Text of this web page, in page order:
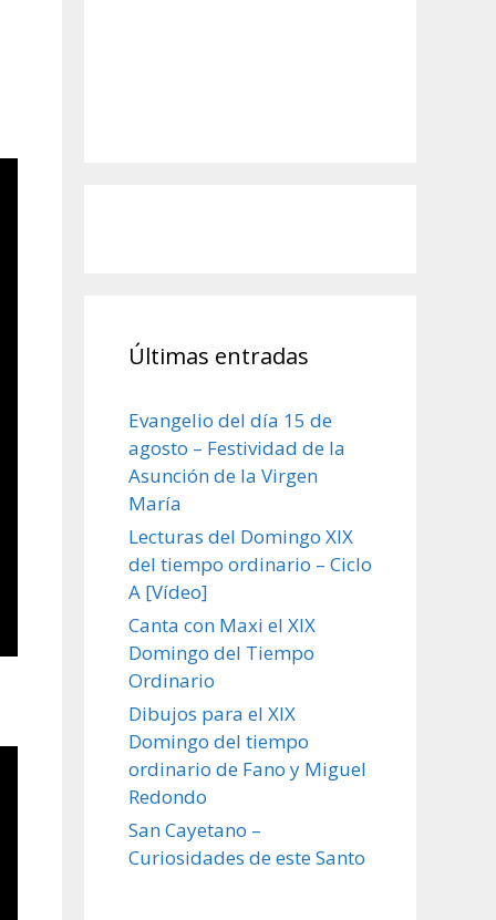
Últimas entradas
Evangelio del día 15 de
agosto – Festividad de la
Asunción de la Virgen
María
Lecturas del Domingo XIX
del tiempo ordinario – Ciclo
A [Vídeo]
Canta con Maxi el XIX
Domingo del Tiempo
Ordinario
Dibujos para el XIX
Domingo del tiempo
ordinario de Fano y Miguel
Redondo
San Cayetano –
Curiosidades de este Santo